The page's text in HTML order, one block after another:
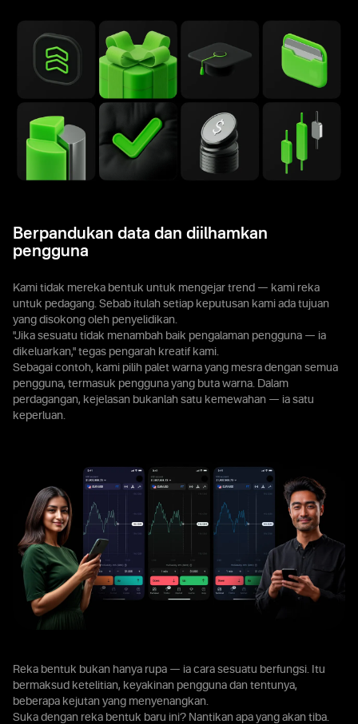
Berpandukan data dan diilhamkan
pengguna
Kami tidak mereka bentuk untuk mengejar trend — kami reka
untuk pedagang. Sebab itulah setiap keputusan kami ada tujuan
yang disokong oleh penyelidikan.
"Jika sesuatu tidak menambah baik pengalaman pengguna — ia
dikeluarkan," tegas pengarah kreatif kami.
Sebagai contoh, kami pilih palet warna yang mesra dengan semua
pengguna, termasuk pengguna yang buta warna. Dalam
perdagangan, kejelasan bukanlah satu kemewahan — ia satu
keperluan.
Reka bentuk bukan hanya rupa — ia cara sesuatu berfungsi. Itu
bermaksud ketelitian, keyakinan pengguna dan tentunya,
beberapa kejutan yang menyenangkan.
Suka dengan reka bentuk baru ini? Nantikan apa yang akan tiba.